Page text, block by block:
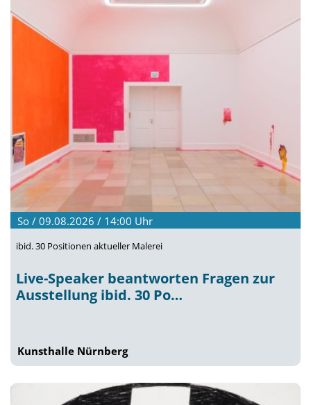
So / 09.08.2026 / 14:00 Uhr
ibid. 30 Positionen aktueller Malerei
Live-Speaker beantworten Fragen zur
Ausstellung ibid. 30 Po…
Kunsthalle Nürnberg